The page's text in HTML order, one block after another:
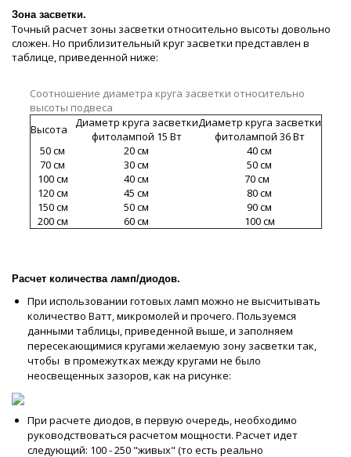
Зона засветки.
Точный расчет зоны засветки относительно высоты довольно
сложен. Но приблизительный круг засветки представлен в
таблице, приведенной ниже:
Соотношение диаметра круга засветки относительно
высоты подвеса
Высота
Диаметр круга засветки
фитолампой 15 Вт
Диаметр круга засветки
фитолампой 36 Вт
50 см
20 см
40 см
70 см
30 см
50 см
100 см
40 см
70 см
120 см
45 см
80 см
150 см
50 см
90 см
200 см
60 см 100 см
Расчет количества ламп/диодов.
При использовании готовых ламп можно не высчитывать
количество Ватт, микромолей и прочего. Пользуемся
данными таблицы, приведенной выше, и заполняем
пересекающимися кругами желаемую зону засветки так,
чтобы в промежутках между кругами не было
неосвещенных зазоров, как на рисунке:
При расчете диодов, в первую очередь, необходимо
руководствоваться расчетом мощности. Расчет идет
следующий: 100 - 250 "живых" (то есть реально